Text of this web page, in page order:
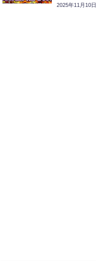
2025年11月10日